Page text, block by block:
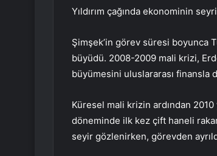
Yıldırım çağında ekonominin seyri
Şimşek’in görev süresi boyunca
büyüdü. 2008-2009 mali krizi,
büyümesini uluslararası finansla
Küresel mali krizin ardından 2010
döneminde ilk kez çift haneli
seyir gözlenirken, görevden